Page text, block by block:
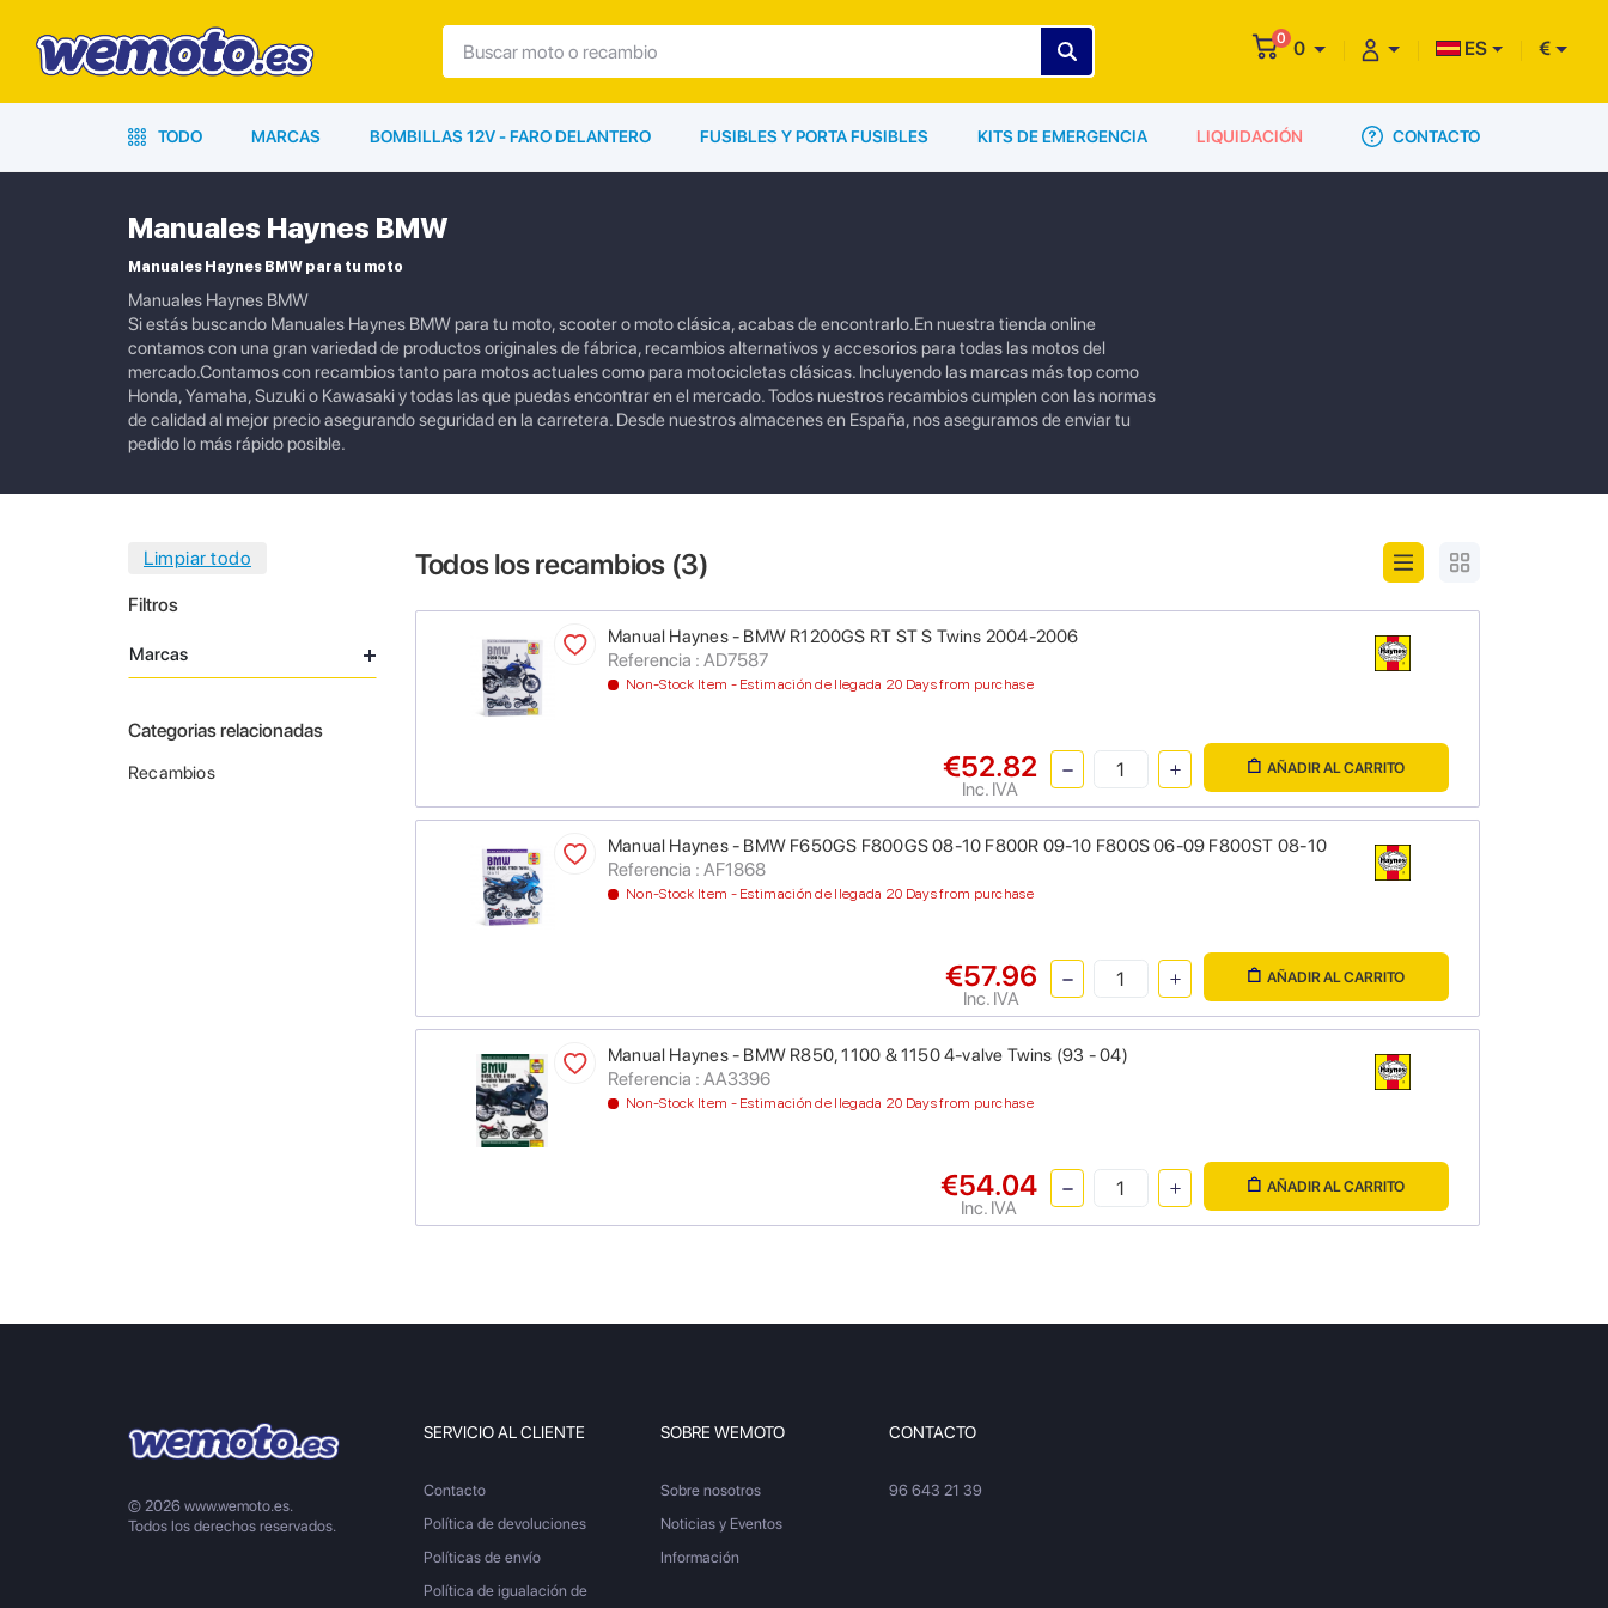
0 0 ES €
TODO MARCAS BOMBILLAS 12V - FARO DELANTERO FUSIBLES Y PORTA FUSIBLES KITS DE EMERGENCIA LIQUIDACIÓN CONTACTO
Manuales Haynes BMW
Manuales Haynes BMW para tu moto
Manuales Haynes BMW
Si estás buscando Manuales Haynes BMW para tu moto, scooter o moto clásica, acabas de encontrarlo.En nuestra tienda online
contamos con una gran variedad de productos originales de fábrica, recambios alternativos y accesorios para todas las motos del
mercado.Contamos con recambios tanto para motos actuales como para motocicletas clásicas. Incluyendo las marcas más top como
Honda, Yamaha, Suzuki o Kawasaki y todas las que puedas encontrar en el mercado. Todos nuestros recambios cumplen con las normas
de calidad al mejor precio asegurando seguridad en la carretera. Desde nuestros almacenes en España, nos aseguramos de enviar tu
pedido lo más rápido posible.
Filtros
Marcas
Categorias relacionadas
Recambios
Todos los recambios (3)
Manual Haynes - BMW R1200GS RT ST S Twins 2004-2006
Referencia : AD7587
Non-Stock Item - Estimación de llegada 20 Days from purchase
€52.82
Inc. IVA
AÑADIR AL CARRITO
Manual Haynes - BMW F650GS F800GS 08-10 F800R 09-10 F800S 06-09 F800ST 08-10
Referencia : AF1868
Non-Stock Item - Estimación de llegada 20 Days from purchase
€57.96
Inc. IVA
AÑADIR AL CARRITO
Manual Haynes - BMW R850, 1100 & 1150 4-valve Twins (93 - 04)
Referencia : AA3396
Non-Stock Item - Estimación de llegada 20 Days from purchase
€54.04
Inc. IVA
AÑADIR AL CARRITO
© 2026 www.wemoto.es.
Todos los derechos reservados.
SERVICIO AL CLIENTE
Contacto
Política de devoluciones
Políticas de envío
Política de igualación de
SOBRE WEMOTO
Sobre nosotros
Noticias y Eventos
Información
CONTACTO
96 643 21 39